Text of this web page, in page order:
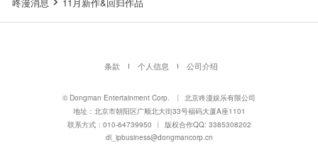
条款 个人信息 公司介绍
© Dongman Entertainment Corp. 丨
北京咚漫娱乐有限公司
地址：北京市朝阳区广顺北大街33号福码大厦A座1101
联系方式：010-64739950
丨
版权合作QQ: 3385308202
dl_ipbusiness@dongmancorp.cn